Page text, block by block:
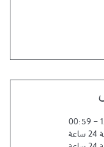
-
00:59